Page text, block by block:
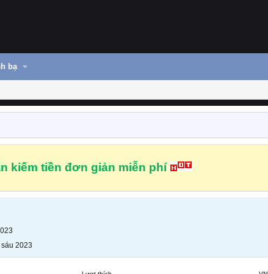
bạ
kiếm tiền đơn giản miễn phí
2023